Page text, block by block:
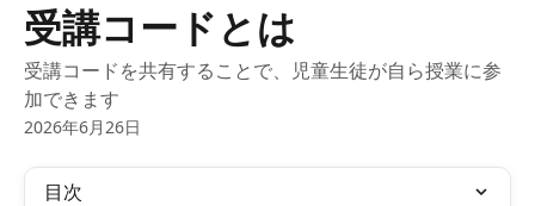
受講コードとは
受講コードを共有することで、児童生徒が自ら授業に参
加できます
2026年6月26日
目次